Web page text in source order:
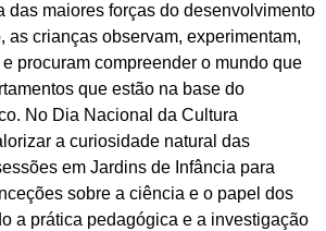
das maiores forças do desenvolvimento
as crianças observam, experimentam,
procuram compreender o mundo que
que estão na base do
No Dia Nacional da Cultura
a curiosidade natural das
em Jardins de Infância para
sobre a ciência e o papel dos
a prática pedagógica e a investigação